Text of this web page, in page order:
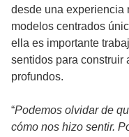
desde una experiencia
modelos centrados
ella es importante
sentidos para construir
profundos.
“Podemos olvidar de
cómo nos hizo sentir.